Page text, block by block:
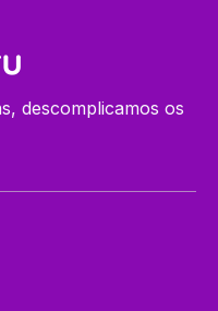
descomplicamos os